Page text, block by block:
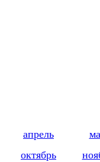
апрель
октябрь